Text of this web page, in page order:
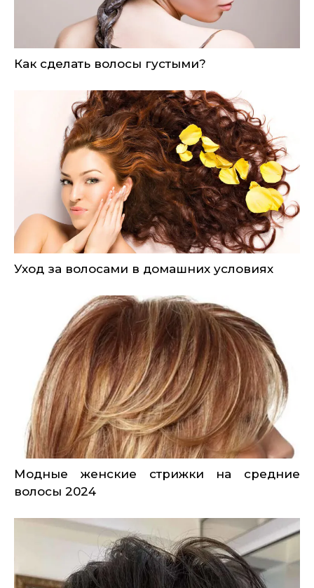
Как сделать волосы густыми?
Уход за волосами в домашних условиях
Модные женские стрижки на средние
волосы 2024